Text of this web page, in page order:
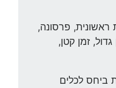
ראשונית, פרסונה,
זמן קטן,
ביחס לכלים